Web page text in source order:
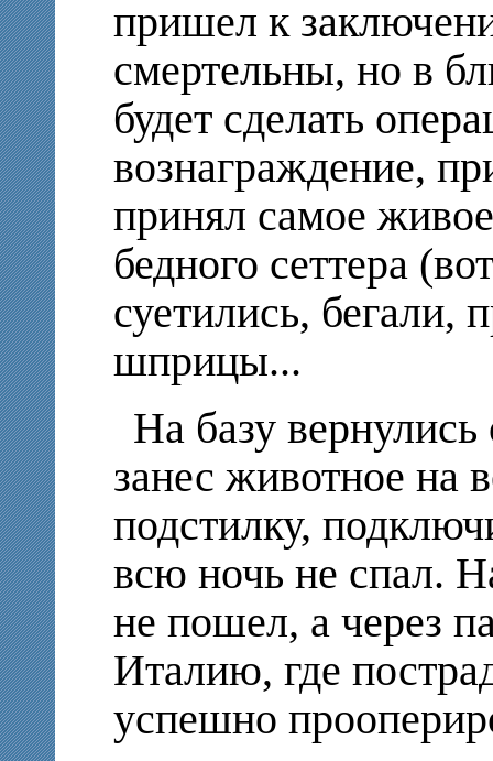
пришел к
смертельны, но в
будет сделать
вознаграждение,
принял самое
бедного сеттера
суетились, бегали,
шприцы...
На базу
занес животное на
подстилку,
всю ночь не спал.
не пошел, а через
Италию, где
успешно